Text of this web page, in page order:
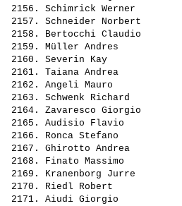
2156. Schimrick Werner
2157. Schneider Norbert
2158. Bertocchi Claudio
2159. Müller Andres
2160. Severin Kay
2161. Taiana Andrea
2162. Angeli Mauro
2163. Schwenk Richard
2164. Zavaresco Giorgio
2165. Audisio Flavio
2166. Ronca Stefano
2167. Ghirotto Andrea
2168. Finato Massimo
2169. Kranenborg Jurre
2170. Riedl Robert
2171. Aiudi Giorgio